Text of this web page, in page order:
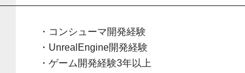
・コンシューマ開発経験
・UnrealEngine開発経験
・ゲーム開発経験3年以上